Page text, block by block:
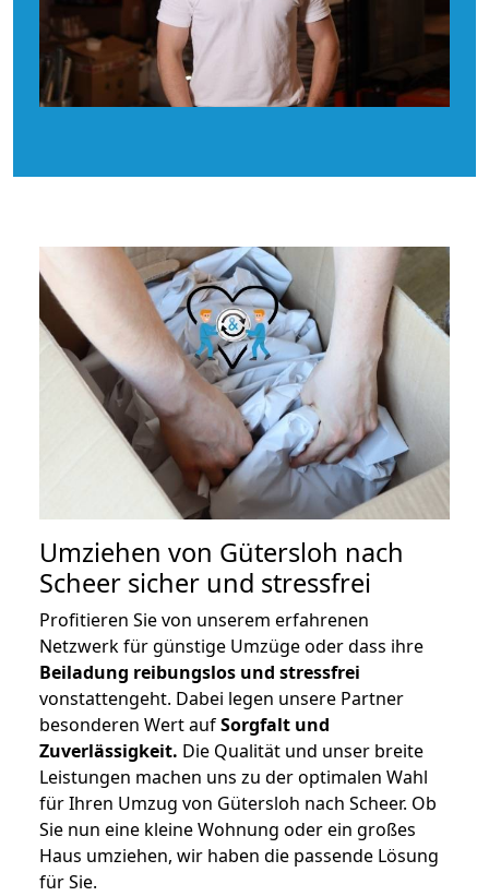
Umziehen von Gütersloh nach
Scheer sicher und stressfrei
Profitieren Sie von unserem erfahrenen
Netzwerk für günstige Umzüge oder dass ihre
Beiladung reibungslos und stressfrei
vonstattengeht. Dabei legen unsere Partner
besonderen Wert aufSorgfalt und
Zuverlässigkeit. Die Qualität und unser breite
Leistungen machen uns zu der optimalen Wahl
für Ihren Umzug von Gütersloh nach Scheer. Ob
Sie nun eine kleine Wohnung oder ein großes
Haus umziehen, wir haben die passende Lösung
für Sie.